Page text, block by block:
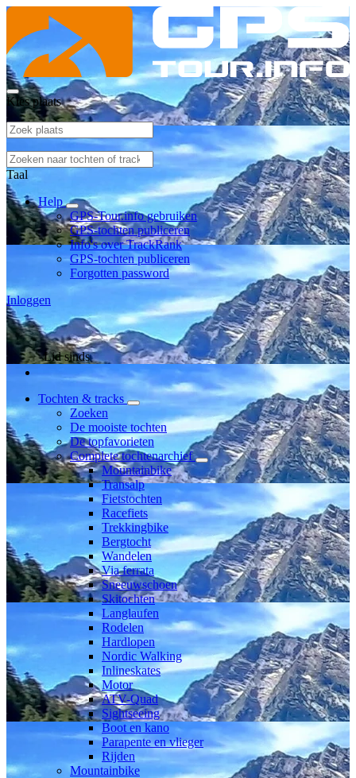
Kies plaats
Taal
Help
GPS-Tour.info gebruiken
GPS-tochten publiceren
Info's over TrackRank
GPS-tochten publiceren
Forgotten password
Inloggen
Lid sinds
Tochten & tracks
Zoeken
De mooiste tochten
De topfavorieten
Complete tochtenarchief
Mountainbike
Transalp
Fietstochten
Racefiets
Trekkingbike
Bergtocht
Wandelen
Via ferrata
Sneeuwschoen
Skitochten
Langlaufen
Rodelen
Hardlopen
Nordic Walking
Inlineskates
Motor
ATV-Quad
Sightseeing
Boot en kano
Parapente en vlieger
Rijden
Mountainbike